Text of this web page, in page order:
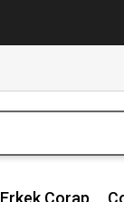
Erkek Çorap